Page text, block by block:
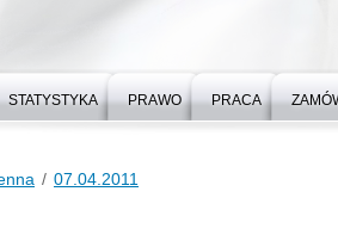
STATYSTYKA PRAWO PRACA
07.04.2011